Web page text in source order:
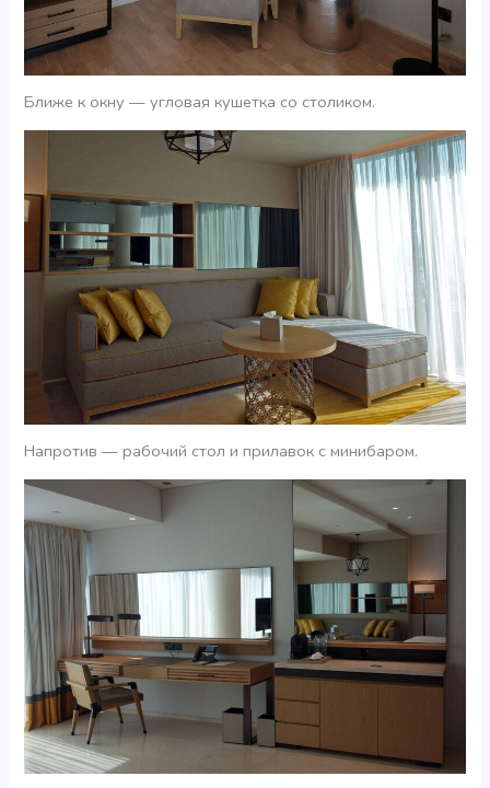
Ближе к окну — угловая кушетка со столиком.
Напротив — рабочий стол и прилавок с минибаром.